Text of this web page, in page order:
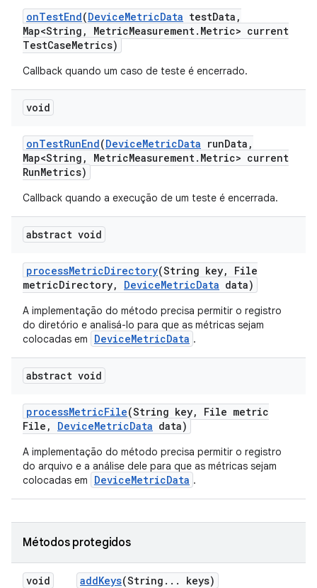
onTestEnd(DeviceMetricData testData ,
Map<String , MetricMeasurement. Metric> current
TestCaseMetrics)
Callback quando um caso de teste é encerrado.
void
onTestRunEnd(DeviceMetricData runData ,
Map<String , MetricMeasurement. Metric> current
RunMetrics)
Callback quando a execução de um teste é encerrada.
abstract void
processMetricDirectory(String key,
File
metricDirectory, DeviceMetricData data)
A implementação do método precisa permitir o registro
do diretório e analisá-lo para que as métricas sejam
colocadas em
DeviceMetricData .
abstract void
processMetricFile(String key,
File metric
File , DeviceMetricData data)
A implementação do método precisa permitir o registro
do arquivo e a análise dele para que as métricas sejam
colocadas em
DeviceMetricData .
Métodos protegidos
void addKeys(String . . . keys)